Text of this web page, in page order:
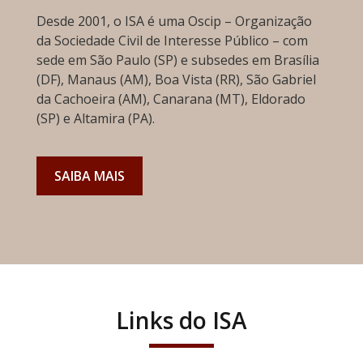
Desde 2001, o ISA é uma Oscip – Organização
da Sociedade Civil de Interesse Público – com
sede em São Paulo (SP) e subsedes em Brasília
(DF), Manaus (AM), Boa Vista (RR), São Gabriel
da Cachoeira (AM), Canarana (MT), Eldorado
(SP) e Altamira (PA).
SAIBA MAIS
Links do ISA